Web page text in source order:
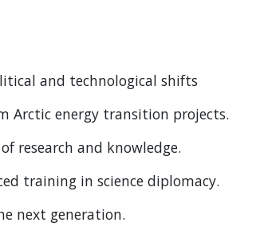
and technological shifts
Arctic energy transition projects.
research and knowledge.
training in science diplomacy.
next generation.